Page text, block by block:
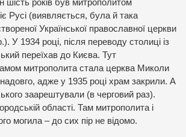
шість років був митрополитом
Русі (виявляється, була й така
Української православної церкви
У 1934 році, після переводу столиці із
переїхав до Києва. Тут
митрополита стала церква Миколи
адже у 1935 році храм закрили. А
заарештували (в черговий раз).
області. Там митрополита і
могила – до сих пір не відомо.